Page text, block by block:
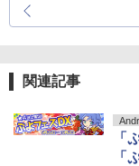
関連記事
「
「